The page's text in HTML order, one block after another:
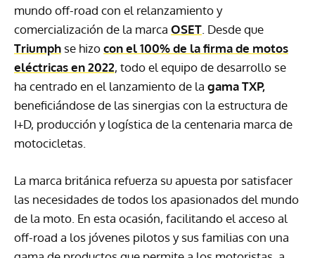
mundo off-road con el relanzamiento y
comercialización de la marca OSET . Desde que
Triumph se hizocon el 100% de la firma de motos
eléctricas en 2022, todo el equipo de desarrollo se
ha centrado en el lanzamiento de la gama TXP,
beneficiándose de las sinergias con la estructura de
I+D, producción y logística de la centenaria marca de
motocicletas.
La marca británica refuerza su apuesta por satisfacer
las necesidades de todos los apasionados del mundo
de la moto. En esta ocasión, facilitando el acceso al
off-road a los jóvenes pilotos y sus familias con una